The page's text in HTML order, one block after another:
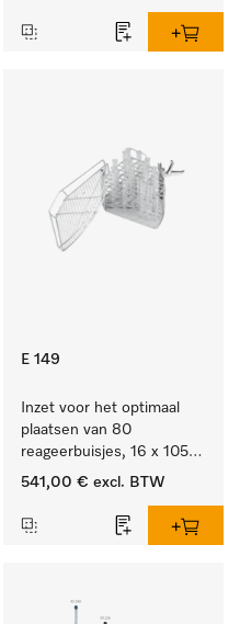
E 149
Inzet voor het optimaal
plaatsen van 80
reageerbuisjes, 16 x 105
mm.
541,00 € excl. BTW